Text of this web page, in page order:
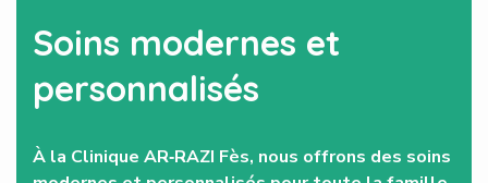
Soins modernes et
personnalisés
À la Clinique AR‑RAZI Fès, nous offrons des soins